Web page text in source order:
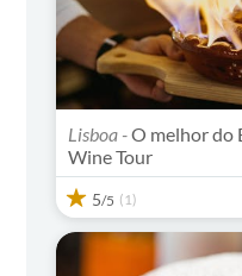
Lisboa -O melhor do
Wine Tour
5/5 (1)